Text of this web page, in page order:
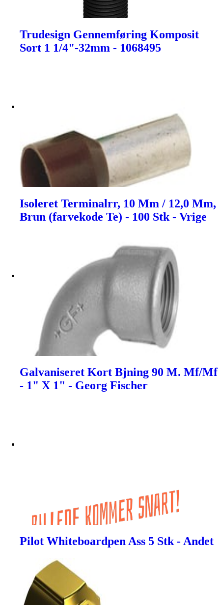
Trudesign Gennemføring Komposit
Sort 1 1/4"-32mm - 1068495
Isoleret Terminalrr, 10 Mm / 12,0 Mm,
Brun (farvekode Te) - 100 Stk - Vrige
Galvaniseret Kort Bjning 90 M. Mf/Mf
- 1" X 1" - Georg Fischer
Pilot Whiteboardpen Ass 5 Stk - Andet